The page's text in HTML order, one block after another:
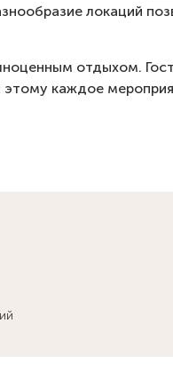
локаций
отдыхом.
каждое